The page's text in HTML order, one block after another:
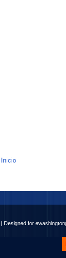
Inicio
| Designed for